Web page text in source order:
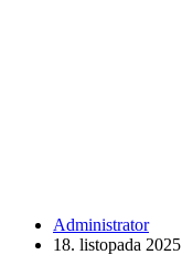
Administrator
18. listopada 2025